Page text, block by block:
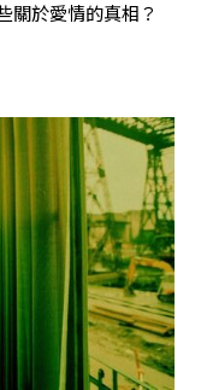
關於愛情的真相？